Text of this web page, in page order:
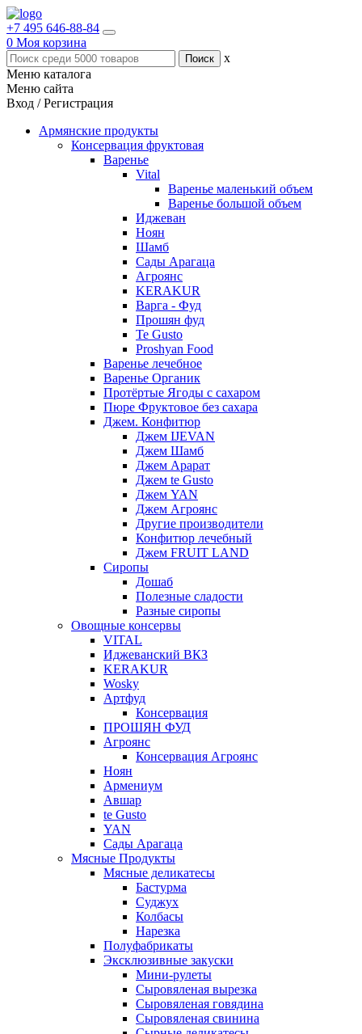
+7 495 646-88-84
0 Моя корзина
x
Меню каталога
Меню сайта
Вход / Регистрация
Армянские продукты
Консервация фруктовая
Варенье
Vital
Варенье маленький объем
Варенье большой объем
Иджеван
Ноян
Шамб
Сады Арагаца
Агроянс
KERAKUR
Варга - Фуд
Прошян фуд
Te Gusto
Proshyan Food
Варенье лечебное
Варенье Органик
Протёртые Ягоды с сахаром
Пюре Фруктовое без сахара
Джем. Конфитюр
Джем IJEVAN
Джем Шамб
Джем Арарат
Джем te Gusto
Джем YAN
Джем Агроянс
Другие производители
Конфитюр лечебный
Джем FRUIT LAND
Сиропы
Дошаб
Полезные сладости
Разные сиропы
Овощные консервы
VITAL
Иджеванский ВКЗ
KERAKUR
Wosky
Артфуд
Консервация
ПРОШЯН ФУД
Агроянс
Консервация Агроянс
Ноян
Армениум
Авшар
te Gusto
YAN
Сады Арагаца
Мясные Продукты
Мясные деликатесы
Бастурма
Суджух
Колбасы
Нарезка
Полуфабрикаты
Эксклюзивные закуски
Мини-рулеты
Сыровяленая вырезка
Сыровяленая говядина
Сыровяленая свинина